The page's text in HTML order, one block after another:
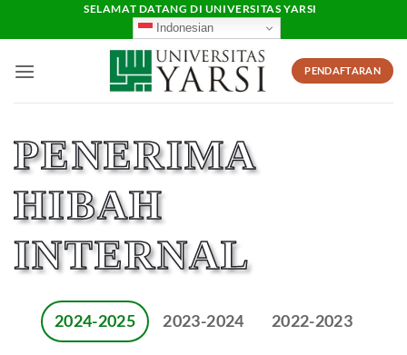
SELAMAT DATANG DI UNIVERSITAS YARSI
Indonesian
PENDAFTARAN
PENERIMA
HIBAH
INTERNAL
2024-2025 2023-2024 2022-2023